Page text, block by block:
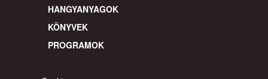
HANGYANYAGOK
KÖNYVEK
PROGRAMOK